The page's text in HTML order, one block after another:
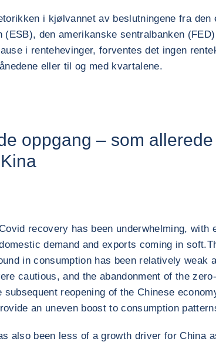
i kjølvannet av beslutningene fra den
(ESB), den amerikanske sentralbanken
i rentehevinger, forventes det ingen
eller til og med kvartalene.
oppgang – som
recovery has been underwhelming, with
demand and exports coming in
in consumption has been relatively weak
cautious, and the abandonment of the
subsequent reopening of the Chinese
an uneven boost to consumption
also been less of a growth driver for China